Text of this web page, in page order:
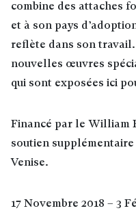
combine des attaches
et à son pays
reflète dans son
nouvelles œuvres
qui sont exposées ici
Financé par le William
soutien supplémentaire
Venise.
17 Novembre 2018 – 3